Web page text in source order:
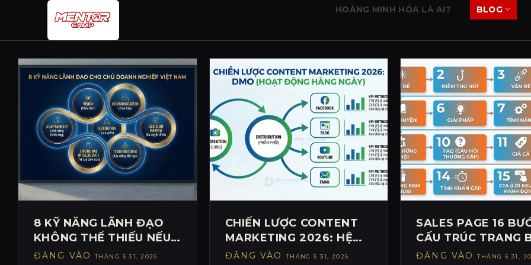
nội
dung
HOÀNG MINH HÓA LÀ AI? BLOG
8 KỸ NĂNG LÃNH ĐẠO
KHÔNG THỂ THIẾU NẾU
BẠN MUỐN DOANH
ĐĂNG VÀOTHÁNG 5 31, 2026
CHIẾN LƯỢC CONTENT
MARKETING 2026: HỆ
THỐNG NỘI DUNG TỰ
ĐĂNG VÀOTHÁNG 5 31, 2026
SALES PAGE 16
CẤU TRÚC TRANG
HÀNG CHUYỂN ĐỔI
ĐĂNG VÀOTHÁNG 5 31,